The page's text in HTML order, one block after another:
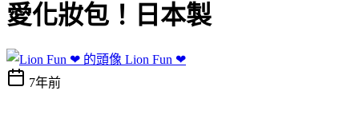
愛化妝包！日本製
Lion Fun ❤
7年前